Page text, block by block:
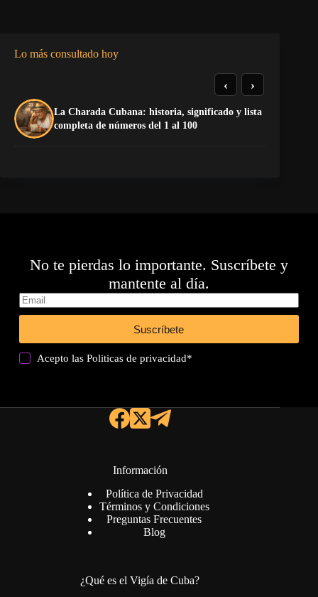
Lo más consultado hoy
La Charada Cubana: historia, significado y lista
completa de números del 1 al 100
‹ ›
No te pierdas lo importante. Suscríbete y
mantente al día.
Suscríbete
Acepto lasPoliticas de privacidad*
Información
Política de Privacidad
Términos y Condiciones
Preguntas Frecuentes
Blog
¿Qué es el Vigía de Cuba?